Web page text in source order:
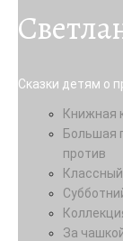
Сказки детям о
Книжная
Большая
против
За